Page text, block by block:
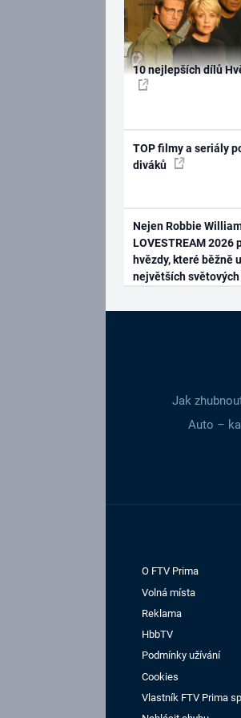
10 nejlepších dílů
TOP filmy a seriály
diváků
Nejen Robbie
LOVESTREAM 2026
hvězdy, které běžně
největších
Jak
Auto –
O FTV Prima
Volná místa
Reklama
HbbTV
Podmínky užívání
Cookies
Vlastník FTV Prima